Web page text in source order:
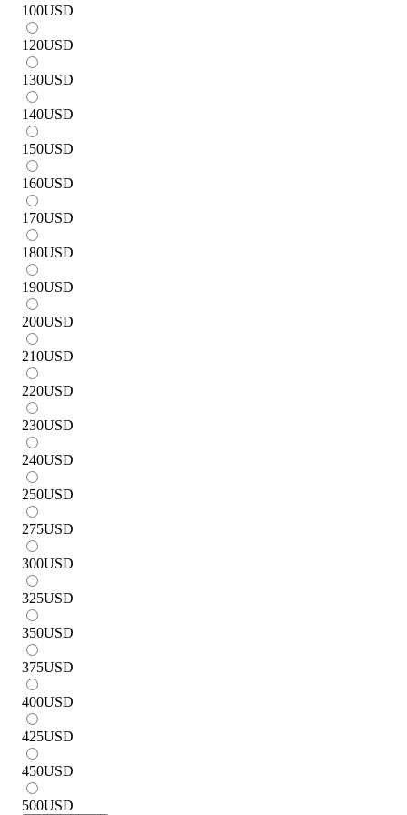
100USD
120USD
130USD
140USD
150USD
160USD
170USD
180USD
190USD
200USD
210USD
220USD
230USD
240USD
250USD
275USD
300USD
325USD
350USD
375USD
400USD
425USD
450USD
500USD